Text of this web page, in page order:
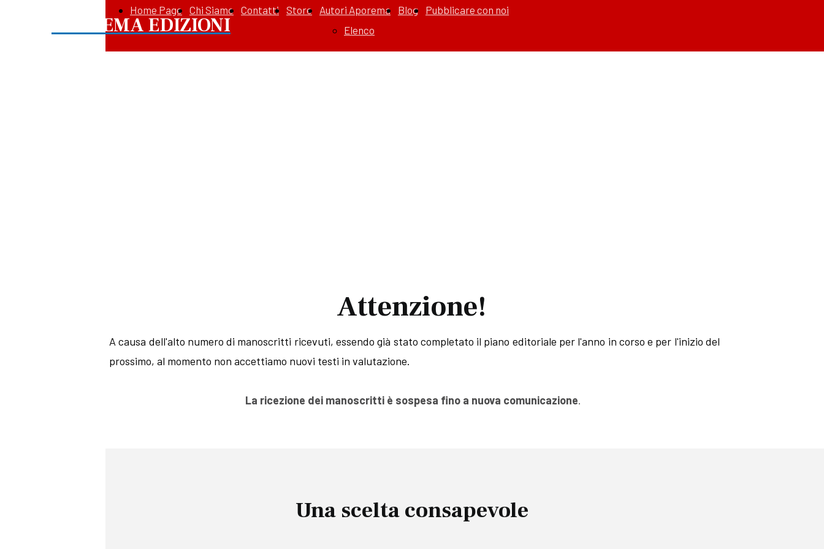
Home Page Chi Siamo Contatti Store
Autori Aporema
Elenco
Blog Pubblicare con noi
APOREMA EDIZIONI
Attenzione!
A causa dell'alto numero di manoscritti ricevuti, essendo già stato completato il piano editoriale per l'anno in corso e per l'inizio del
prossimo, al momento non accettiamo nuovi testi in valutazione.
La ricezione dei manoscritti è sospesa fino a nuova comunicazione.
Una scelta consapevole